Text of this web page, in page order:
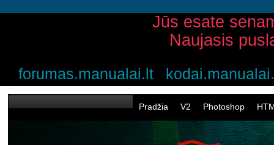
Jūs esate
Naujasis
forumas.manualai.lt
Pradžia V2 Photoshop